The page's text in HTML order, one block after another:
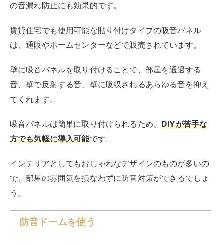
の音漏れ防止にも効果的です。
賃貸住宅でも使用可能な貼り付けタイプの吸音パネル
は、通販やホームセンターなどで販売されています。
壁に吸音パネルを取り付けることで、部屋を通過する
音、壁で反射する音、壁に吸収されるあらゆる音を抑え
てくれます。
吸音パネルは簡単に取り付けられるため、DIYが苦手な
方でも気軽に導入可能です。
インテリアとしてもおしゃれなデザインのものが多いの
で、部屋の雰囲気を損なわずに防音対策ができるでしょ
う。
防音ドームを使う